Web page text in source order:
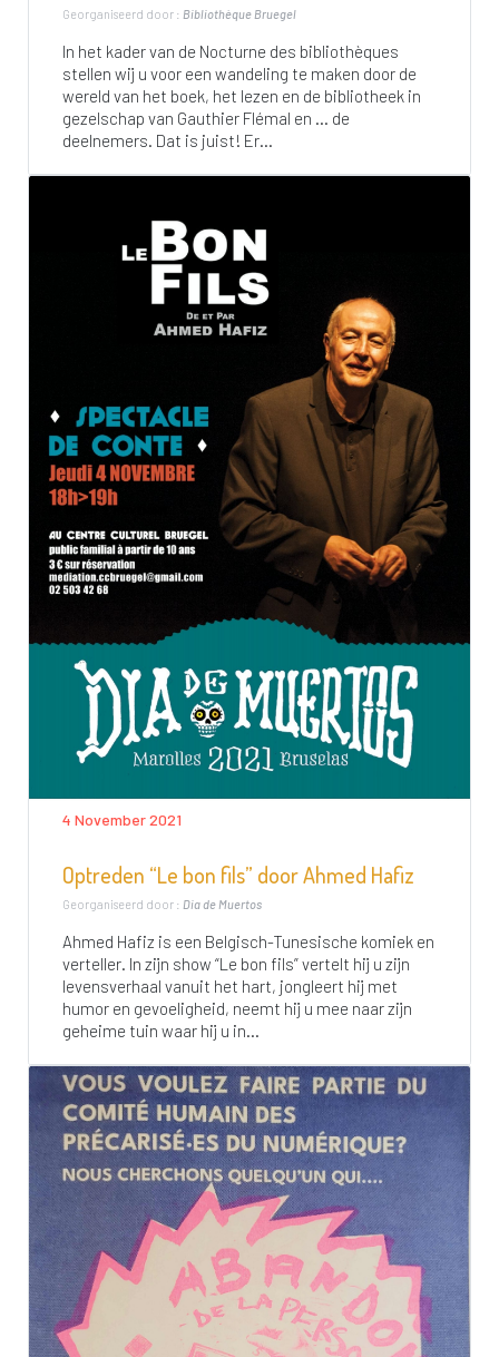
Georganiseerd door : Bibliothèque Bruegel
In het kader van de Nocturne des bibliothèques
stellen wij u voor een wandeling te maken door de
wereld van het boek, het lezen en de bibliotheek in
gezelschap van Gauthier Flémal en … de
deelnemers. Dat is juist! Er...
4 November 2021
Optreden “Le bon fils” door Ahmed Hafiz
Georganiseerd door : Dia de Muertos
Ahmed Hafiz is een Belgisch-Tunesische komiek en
verteller. In zijn show “Le bon fils” vertelt hij u zijn
levensverhaal vanuit het hart, jongleert hij met
humor en gevoeligheid, neemt hij u mee naar zijn
geheime tuin waar hij u in...